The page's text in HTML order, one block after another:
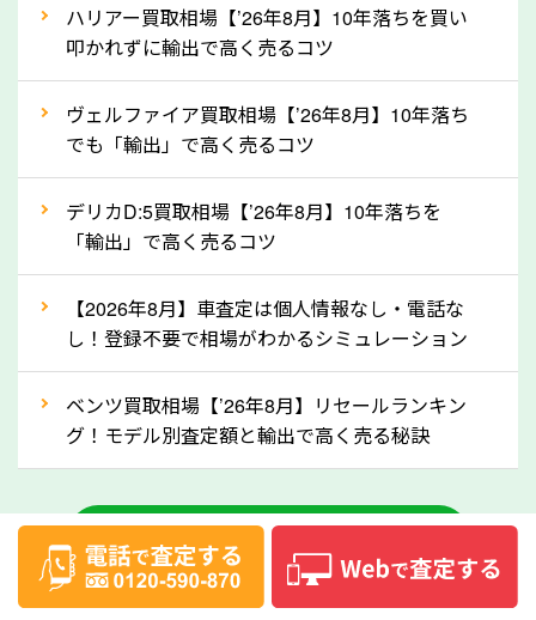
定を行い高価買取価格をつけやすくなります。
ってきます！
自動車税の還付金は、先に年払いしていた自動車税が
月割りで返還されるものです。ですから、自動車税の
還付金は早めに売却するほど多く還付されます。不要
な車は早めに廃車手続きをしたほうが良いでしょう。
③自動車税の還付金の扱いについて確認し
ましょう！
車を廃車にすると、自動車税の還付金を受け取ること
ができる場合があります。廃車買取業者の中には、還
付金をお客様に返還しない業者もあります。廃車査定
をする際には、自動車税の還付金の返還があるかどう
かを確認するようにしてください。大阪府のソコカラ
では、自動車税の還付金をお客様に返還しております
ハリアー買取相場【’26年8月】10年落ちを買い
叩かれずに輸出で高く売るコツ
ヴェルファイア買取相場【’26年8月】10年落ち
でも「輸出」で高く売るコツ
デリカD:5買取相場【’26年8月】10年落ちを
「輸出」で高く売るコツ
【2026年8月】車査定は個人情報なし・電話な
し！登録不要で相場がわかるシミュレーション
ベンツ買取相場【’26年8月】リセールランキン
グ！モデル別査定額と輸出で高く売る秘訣
中古車のお役立ちコラム一覧